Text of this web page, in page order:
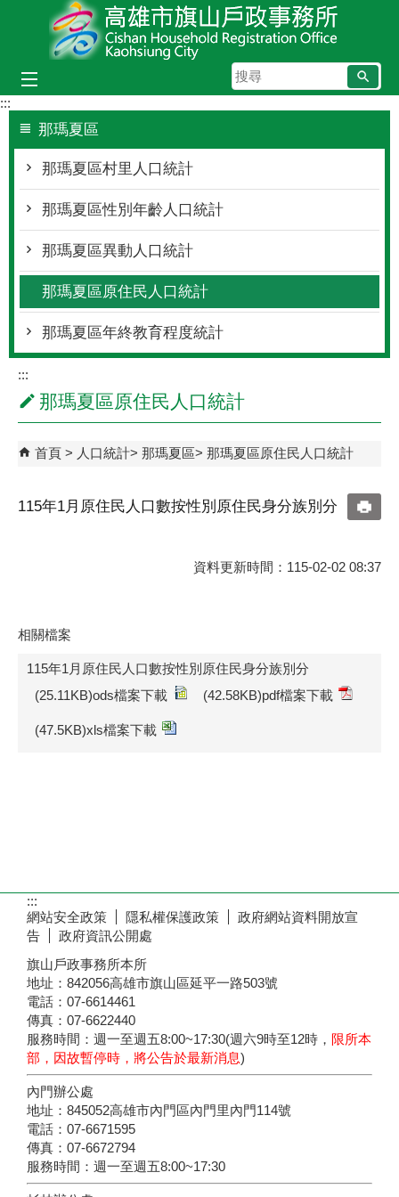
跳到主要內容區塊
搜
尋
:::
那瑪夏區
那瑪夏區村里人口統計
那瑪夏區性別年齡人口統計
那瑪夏區異動人口統計
那瑪夏區原住民人口統計
那瑪夏區年終教育程度統計
:::
那瑪夏區原住民人口統計
首頁 人口統計 那瑪夏區 那瑪夏區原住民人口統計
115年1月原住民人口數按性別原住民身分族別分
資料更新時間：115-02-02 08:37
相關檔案
115年1月原住民人口數按性別原住民身分族別分
(25.11KB)ods檔案下載
(42.58KB)pdf檔案下載
(47.5KB)xls檔案下載
:::
網站安全政策
隱私權保護政策
政府網站資料開放宣
告
政府資訊公開處
旗山戶政事務所本所
地址：842056高雄市旗山區延平一路503號
電話：07-6614461
傳真：07-6622440
服務時間：週一至週五8:00~17:30(週六9時至12時， 限所本
部，因故暫停時，將公告於最新消息)
內門辦公處
地址：845052高雄市內門區內門里內門114號
電話：07-6671595
傳真：07-6672794
服務時間：週一至週五8:00~17:30